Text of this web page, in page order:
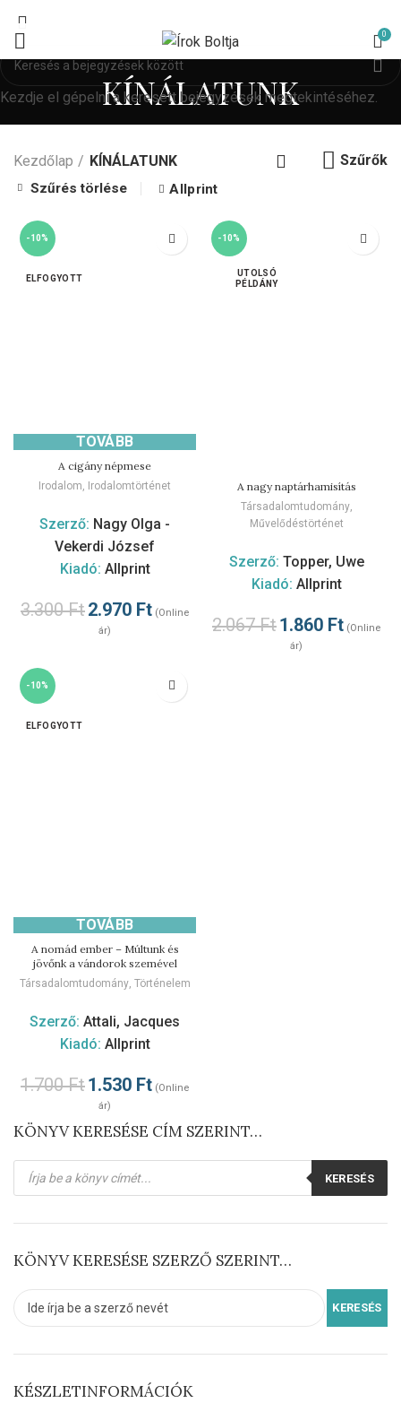
0
KÍNÁLATUNK
KÖNYV KERESÉSE CÍM SZERINT…
Products
search
KERESÉS
KÖNYV KERESÉSE SZERZŐ SZERINT…
KÉSZLETINFORMÁCIÓK
Kezdőlap KÍNÁLATUNK Szűrők
Szűrés törlése Allprint
-10%
ELFOGYOTT
TOVÁBB
A cigány népmese
Irodalom Irodalomtörténet
Szerző: Nagy Olga -
Vekerdi József
Kiadó: Allprint
3.300Ft2.970 Ft (Online
ár)
-10%
A nagy naptárhamisítás
Társadalomtudomány,
Művelődéstörténet
Szerző: Topper, Uwe
Kiadó: Allprint
2.067Ft1.860 Ft (Online
ár)
-10%
ELFOGYOTT
TOVÁBB
A nomád ember – Múltunk és
jövőnk a vándorok szemével
Társadalomtudomány, Történelem
Szerző: Attali, Jacques
Kiadó: Allprint
1.700Ft1.530 Ft (Online
ár)
Kezdje el gépelni a keresett bejegyzések megtekintéséhez.